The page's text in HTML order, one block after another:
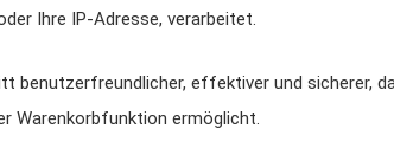
Ihre IP-Adresse, verarbeitet.
benutzerfreundlicher, effektiver und sicherer,
Warenkorbfunktion ermöglicht.